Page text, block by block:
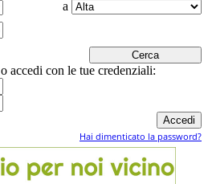
a
o accedi con le tue credenziali:
Hai dimenticato la password?